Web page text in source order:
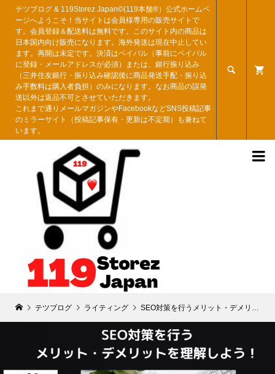
テツブログ & 119Storez Japan©︎(119本舗®︎）公式ホームペ
ージへようこそ！当サイトは会員様専用の販売サイトで
す。会員登録＆配送料は無料です。このサイト内の商品は
日本国内向け販売になります。海外発送は現在中止してい
ます。再開は未定です。決済はペイパル（事前にペイパル
に登録・メールアドレスが必須）または、銀行振り込み
（三井住友銀行・振り込み確認後に商品発送手配・振り込
み手数料は購入者負担）のみになります。なお商品の誤発
送以外は返品不可とさせていただきます。
これまで通りメールマガジンやFacebookなどSNS投稿記事
のミラーサイト（投稿記事保有・更新は不定期）も兼ねて
います。


テツブログ ライティング SEO対策を行うメリット・デメリットを理解しよう！